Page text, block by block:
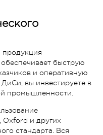
продукция
обеспечивает быструю
и оперативную
вы инвестируете в
промышленности.
Oxford и других
стандарта. Вся